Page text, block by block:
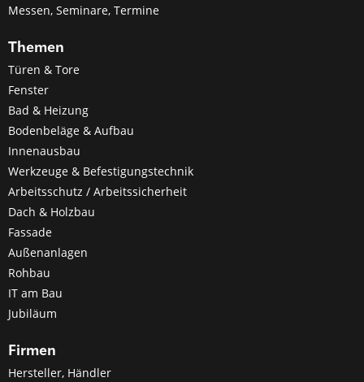
Messen, Seminare, Termine
Themen
Türen & Tore
Fenster
Bad & Heizung
Bodenbeläge & Aufbau
Innenausbau
Werkzeuge & Befestigungstechnik
Arbeitsschutz / Arbeitssicherheit
Dach & Holzbau
Fassade
Außenanlagen
Rohbau
IT am Bau
Jubiläum
Firmen
Hersteller, Händler